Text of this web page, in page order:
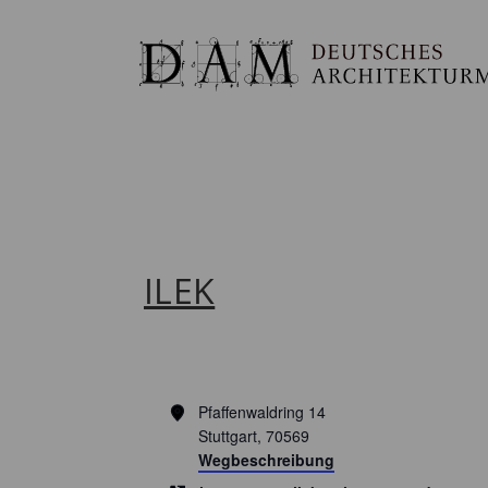
ILEK
AdressePfaffenwaldring 14
Stuttgart, 70569
Wegbeschreibung